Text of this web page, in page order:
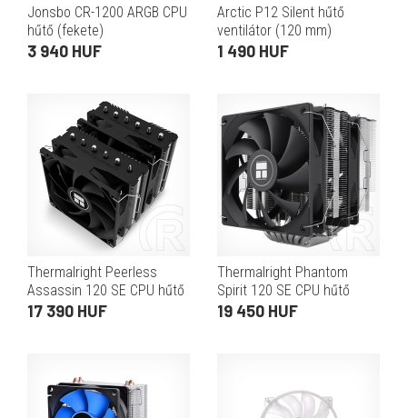
Jonsbo CR-1200 ARGB CPU
hűtő (fekete)
3 940 HUF
Arctic P12 Silent hűtő
ventilátor (120 mm)
1 490 HUF
Thermalright Peerless
Assassin 120 SE CPU hűtő
17 390 HUF
Thermalright Phantom
Spirit 120 SE CPU hűtő
19 450 HUF